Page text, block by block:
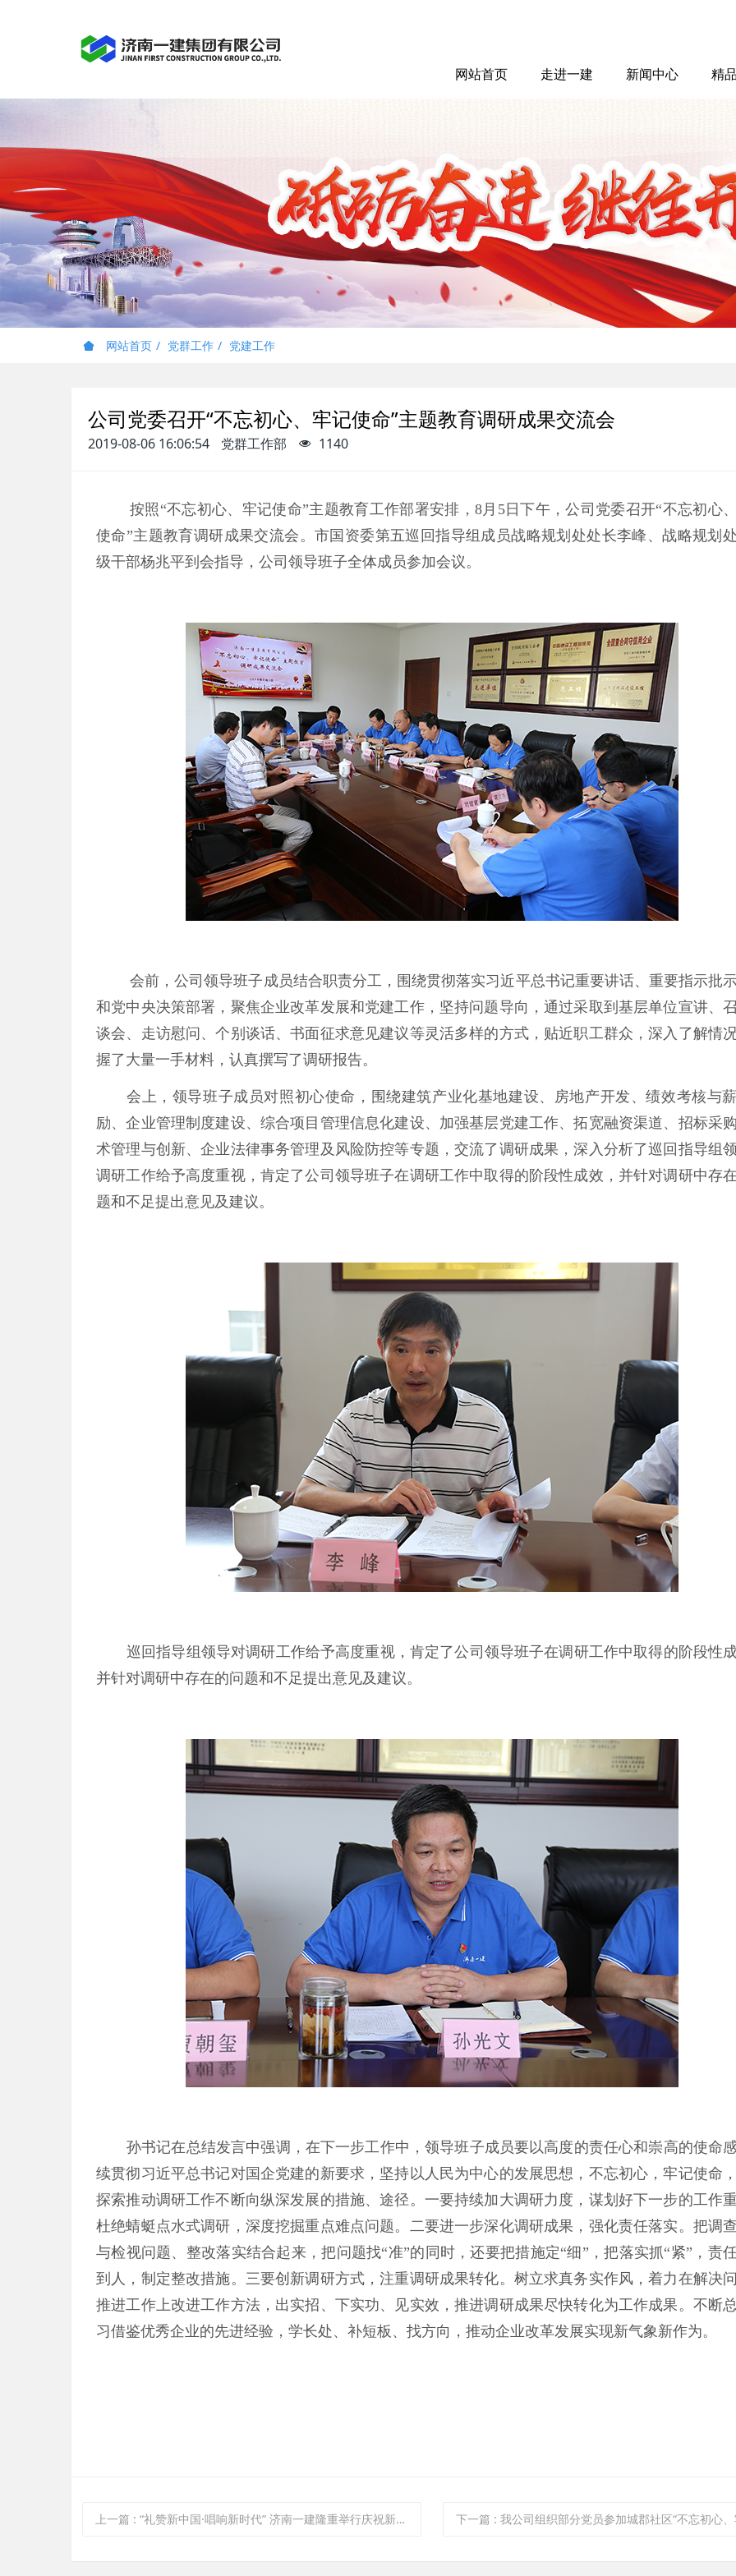
网站首页 走进一建 新闻中心 精
网站首页 党群工作 党建工作
公司党委召开“不忘初心、牢记使命”主题教育调研成果交流会
2019-08-06 16:06:54 党群工作部 1140
按照“不忘初心、牢记使命”主题教育工作部署安排，8月5日下午，公司党委召开“不忘初心
使命”主题教育调研成果交流会。市国资委第五巡回指导组成员战略规划处处长李峰、战略规划
级干部杨兆平到会指导，公司领导班子全体成员参加会议。
会前，公司领导班子成员结合职责分工，围绕贯彻落实习近平总书记重要讲话、重要指示批
和党中央决策部署，聚焦企业改革发展和党建工作，坚持问题导向，通过采取到基层单位宣讲、
谈会、走访慰问、个别谈话、书面征求意见建议等灵活多样的方式，贴近职工群众，深入了解情
握了大量一手材料，认真撰写了调研报告。
会上，领导班子成员对照初心使命，围绕建筑产业化基地建设、房地产开发、绩效考核与
励、企业管理制度建设、综合项目管理信息化建设、加强基层党建工作、拓宽融资渠道、招标采
术管理与创新、企业法律事务管理及风险防控等专题，交流了调研成果，深入分析了巡回指导组
调研工作给予高度重视，肯定了公司领导班子在调研工作中取得的阶段性成效，并针对调研中存
题和不足提出意见及建议。
巡回指导组领导对调研工作给予高度重视，肯定了公司领导班子在调研工作中取得的阶段性
并针对调研中存在的问题和不足提出意见及建议。
孙书记在总结发言中强调，在下一步工作中，领导班子成员要以高度的责任心和崇高的使命
续贯彻习近平总书记对国企党建的新要求，坚持以人民为中心的发展思想，不忘初心，牢记使命
探索推动调研工作不断向纵深发展的措施、途径。一要持续加大调研力度，谋划好下一步的工作
杜绝蜻蜓点水式调研，深度挖掘重点难点问题。二要进一步深化调研成果，强化责任落实。把调
与检视问题、整改落实结合起来，把问题找“准”的同时，还要把措施定“细”，把落实抓“紧”，责
到人，制定整改措施。三要创新调研方式，注重调研成果转化。树立求真务实作风，着力在解决
推进工作上改进工作方法，出实招、下实功、见实效，推进调研成果尽快转化为工作成果。不断
习借鉴优秀企业的先进经验，学长处、补短板、找方向，推动企业改革发展实现新气象新作为。
上一篇 :“礼赞新中国·唱响新时代” 济南一建隆重举行庆祝新中国成立70周年合唱比赛 下一篇 : 我公司组织部分党员参加城郡社区“不忘初心、牢记使命”主题知